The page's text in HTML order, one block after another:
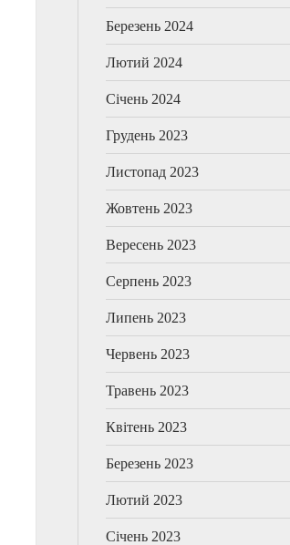
Березень 2024
Лютий 2024
Січень 2024
Грудень 2023
Листопад 2023
Жовтень 2023
Вересень 2023
Серпень 2023
Липень 2023
Червень 2023
Травень 2023
Квітень 2023
Березень 2023
Лютий 2023
Січень 2023